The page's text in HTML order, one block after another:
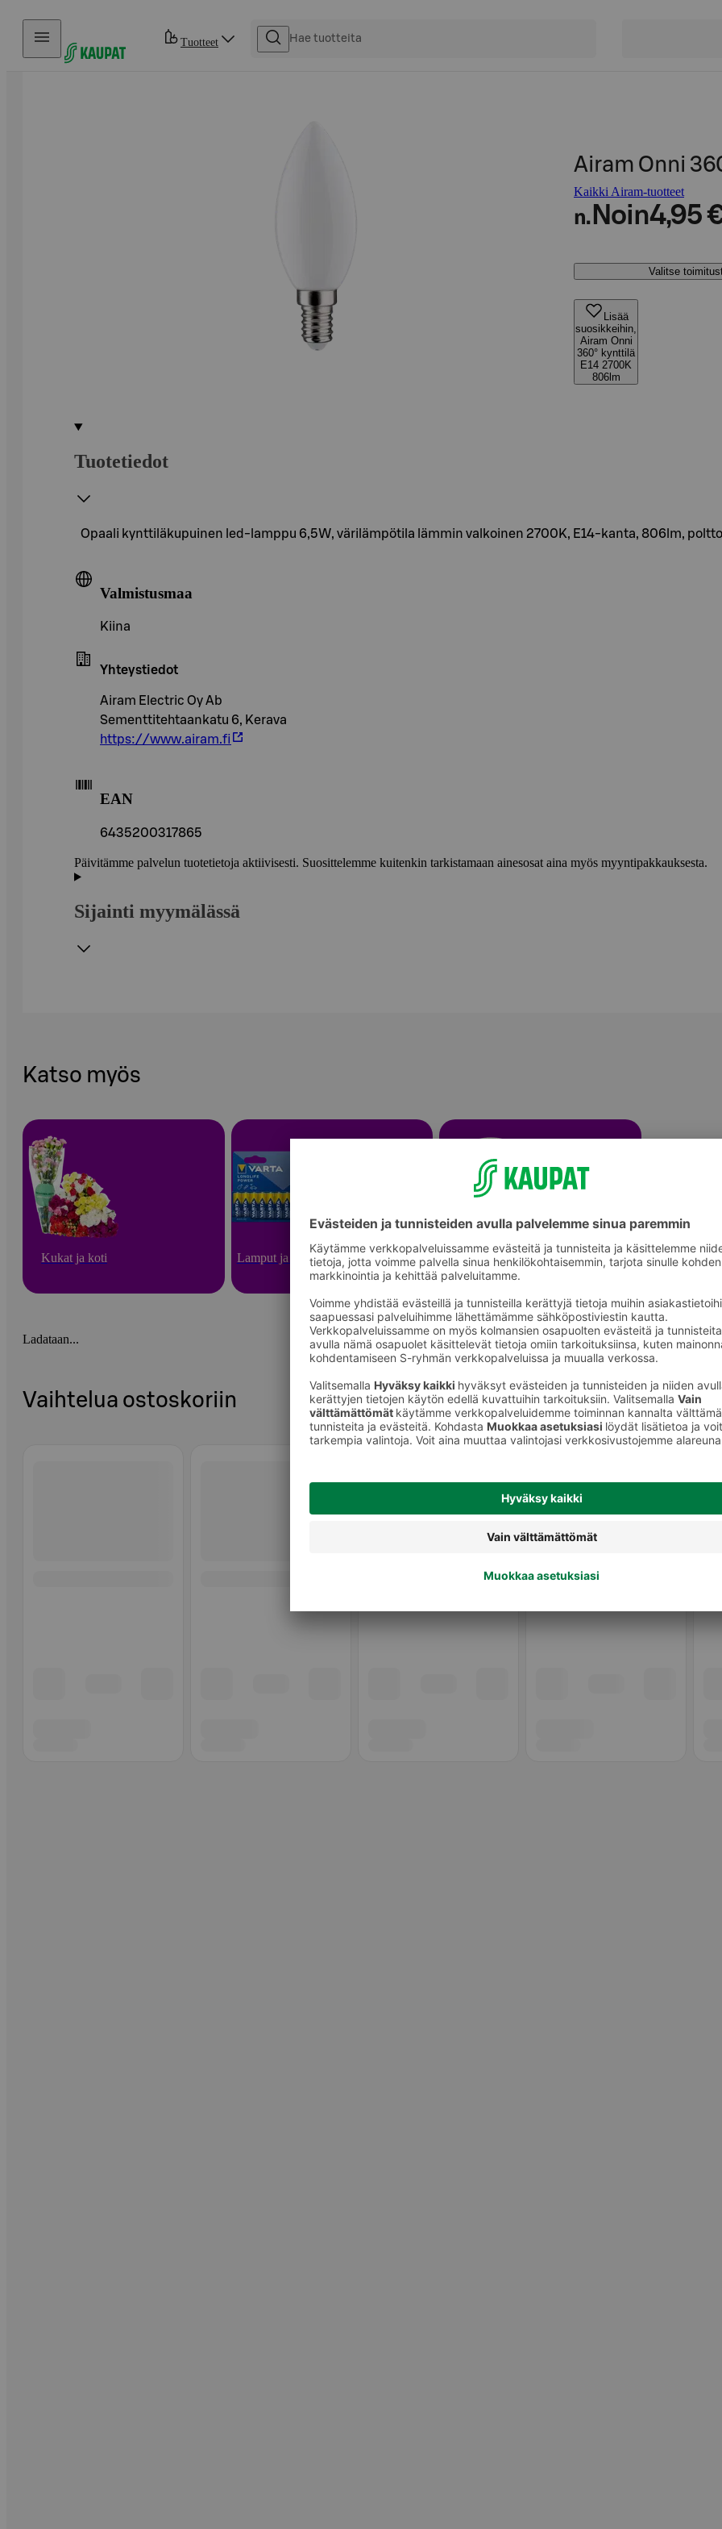
Hyppää sisältöön
Tuotteet
Airam Onni
Kaikki Airam-tuotteet
n. Noin4,95
Valitse
Lisää
suosikkeihin,
Airam Onni
360° kynttilä
E14 2700K
806lm
Tuotetiedot
Opaali kynttiläkupuinen led-lamppu 6,5W, värilämpötila lämmin valkoinen 2700K, E14-kanta, 806lm,
Valmistusmaa
Kiina
Yhteystiedot
Airam Electric Oy Ab
Sementtitehtaankatu 6, Kerava
https://www.airam.fi
EAN
6435200317865
Päivitämme palvelun tuotetietoja aktiivisesti. Suosittelemme kuitenkin tarkistamaan ainesosat aina myös myyntipakkauksesta.
Sijainti myymälässä
Katso myös
Kukat ja koti Lamput ja paristot Lamput
Ladataan...
Vaihtelua ostoskoriin